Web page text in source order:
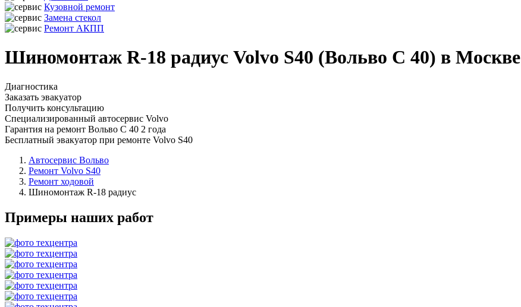
Кузовной ремонт
Замена стекол
Ремонт АКПП
Шиномонтаж R-18 радиус Volvo S40 (Вольво С 40) в Москве
Диагностика
Заказать эвакуатор
Получить консультацию
Специализированный автосервис Volvo
Гарантия на ремонт Вольво С 40 2 года
Бесплатный эвакуатор при ремонте Volvo S40
Автосервис Вольво
Ремонт Volvo S40
Ремонт ходовой
Шиномонтаж R-18 радиус
Примеры наших работ